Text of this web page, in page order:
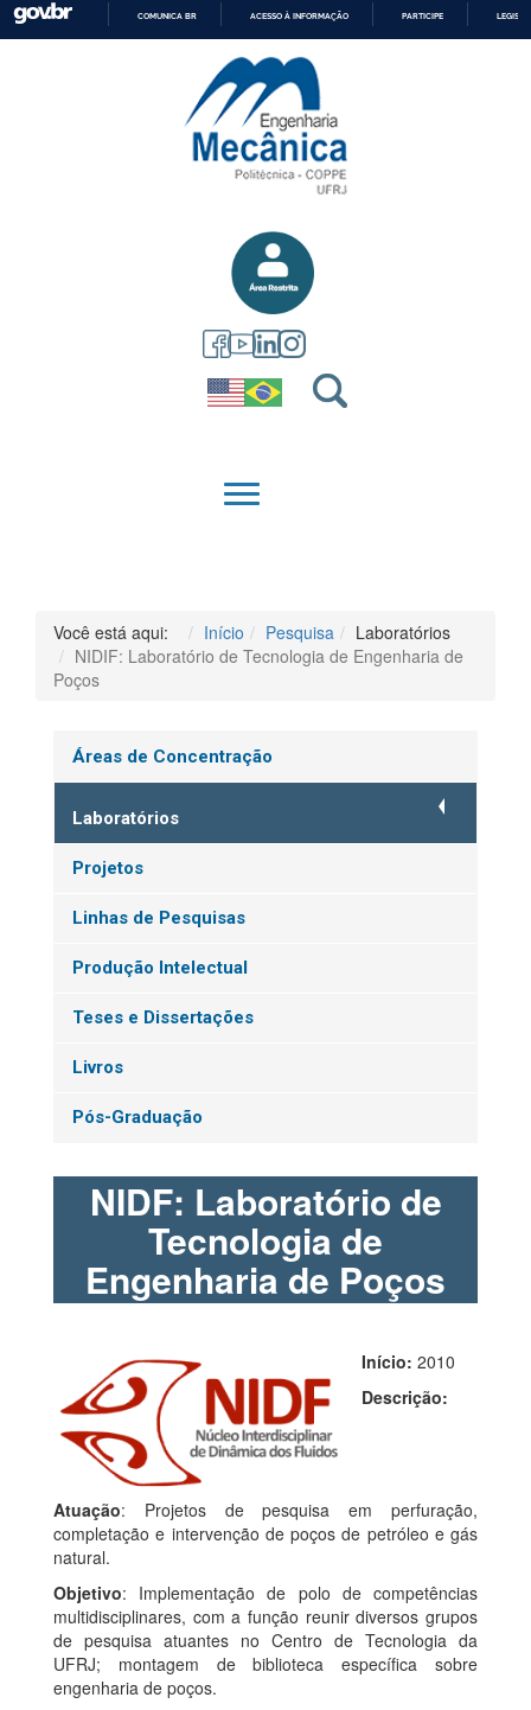
PARA
CONTEÚDO
COMUNICA BR ACESSO À INFORMAÇÃO PARTICIPE
QUEM SOMOS
Você está aqui: Início Pesquisa
Laboratórios
NIDIF: Laboratório de Tecnologia de Engenharia de
Poços
Áreas de Concentração
Laboratórios
Projetos
Linhas de Pesquisas
Produção Intelectual
Teses e Dissertações
Livros
Pós-Graduação
NIDF: Laboratório de
Tecnologia de
Engenharia de Poços
Início: 2010
Descrição:
Atuação: Projetos de pesquisa em perfuração,
completação e intervenção de poços de petróleo e gás
natural.
Objetivo: Implementação de polo de competências
multidisciplinares, com a função reunir diversos grupos
de pesquisa atuantes no Centro de Tecnologia da
UFRJ; montagem de biblioteca específica sobre
engenharia de poços.